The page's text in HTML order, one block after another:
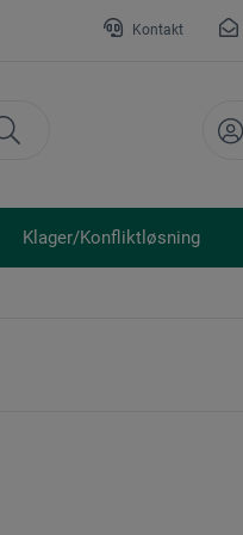
Kontakt
Klager/Konfliktløsning